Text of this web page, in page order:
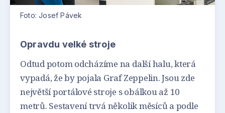
Foto: Josef Pávek
Opravdu velké stroje
Odtud potom odcházíme na další halu, která
vypadá, že by pojala Graf Zeppelin. Jsou zde
největší portálové stroje s obálkou až 10
metrů. Sestavení trvá několik měsíců a podle